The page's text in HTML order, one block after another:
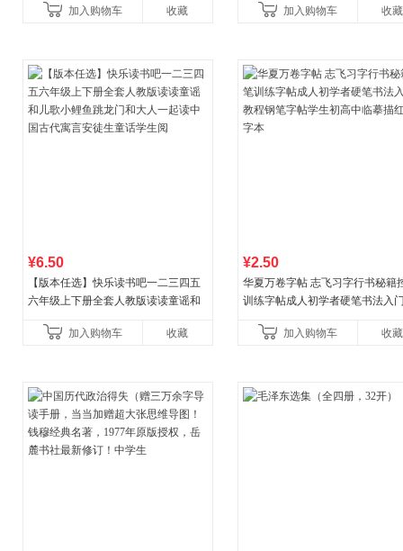
加入购物车
收藏
加入购物车
收藏
¥6.50
【版本任选】快乐读书吧一二三四五
六年级上下册全套人教版读读童谣和
古代寓言安徒生童话学生阅
加入购物车 收藏
¥2.50
华夏万卷字帖 志飞习字行书秘籍
训练字帖成人初学者硬笔书法入
加入购物车 收藏